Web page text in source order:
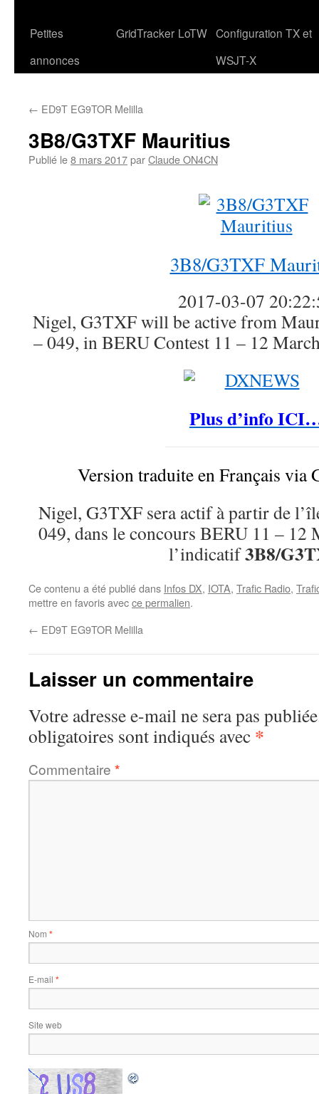
Petites
annonces
GridTracker LoTW Configuration TX et
WSJT-X
← ED9T EG9TOR Melilla
3B8/G3TXF Mauritius
Publié le8 mars 2017parClaude ON4CN
3B8/G3TXF
2017-03-07
Nigel, G3TXF will be active from
– 049, in BERU Contest 11 – 12
Plus d’info
Version traduite en Français via
Nigel, G3TXF sera actif à partir de
049, dans le concours BERU 11 – 12
l’indicatif3B8/
Ce contenu a été publié dans Infos DX, IOTA, Trafic Radio,
mettre en favoris avecce permalien.
← ED9T EG9TOR Melilla
Laisser un commentaire
Votre adresse e-mail ne sera pas
obligatoires sont indiqués avec *
Commentaire *
Nom *
E-mail *
Site web